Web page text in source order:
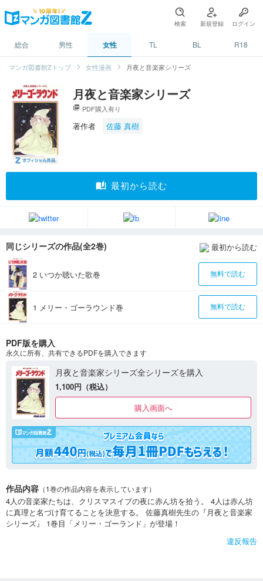
検索 新規登録 ログイン
総合 男性 女性 TL BL R18
マンガ図書館Zトップ 女性漫画 月夜と音楽家シリーズ
月夜と音楽家シリーズ
picture_as_pdf PDF購入有り
著作者 佐藤 真樹
auto_stories 最初から読む
同じシリーズの作品(全2巻) 最初から読む
2 いつか聴いた歌巻 無料で読む
1 メリー・ゴーラウンド巻 無料で読む
PDF版を購入
永久に所有、共有できるPDFを購入できます
月夜と音楽家シリーズ全シリーズを購入
1,100円（税込）
購入画面へ
作品内容 （1巻の作品内容を表示しています）
4人の音楽家たちは、クリスマスイブの夜に赤ん坊を拾う。 4人は赤ん坊
に真理と名づけ育てることを決意する。 佐藤真樹先生の『月夜と音楽家
シリーズ』 1巻目「メリー・ゴーランド」が登場！
違反報告